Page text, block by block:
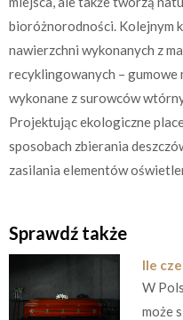
bioróżnorodności. Kolejnym
nawierzchni wykonanych z
recyklingowanych – gumowe
wykonane z surowców
Projektując ekologiczne
sposobach zbierania
zasilania elementów
Sprawdź także
Ile
W
może